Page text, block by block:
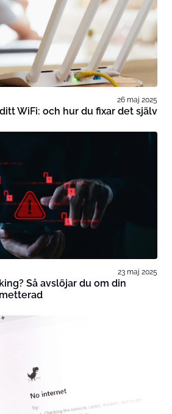
26 maj 2025
WiFi: och hur du fixar det själv
23 maj 2025
Så avslöjar du om din